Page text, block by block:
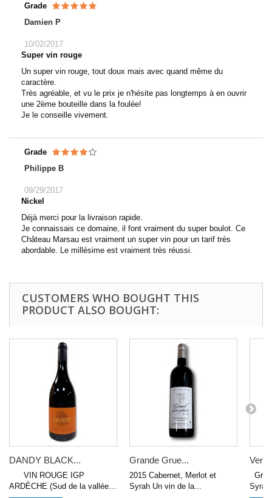
Grade
Damien P
10/02/2017
Super vin rouge
Un super vin rouge, tout doux mais avec quand même du
caractère.
Très agréable, et vu le prix je n'hésite pas longtemps à en ouvrir
une 2ème bouteille dans la foulée!
Je le conseille vivement.
Grade
Philippe B
09/29/2017
Nickel
Déjà merci pour la livraison rapide.
Je connaissais ce domaine, il font vraiment du super boulot. Ce
Château Marsau est vraiment un super vin pour un tarif très
abordable. Le millésime est vraiment très réussi.
CUSTOMERS WHO BOUGHT THIS
PRODUCT ALSO BOUGHT:
DANDY BLACK...
VIN ROUGE IGP
ARDÈCHE (Sud de la vallée...
Grande Grue...
2015 Cabernet, Merlot et
Syrah Un vin de la...